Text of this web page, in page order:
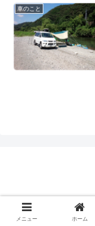
車のこと
メニュー ホーム